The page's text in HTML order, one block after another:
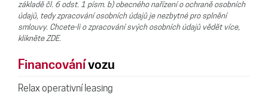
základě čl. 6 odst. 1 písm. b) obecného nařízení o ochraně osobních
údajů, tedy zpracování osobních údajů je nezbytné pro splnění
smlouvy. Chcete-li o zpracování svých osobních údajů vědět více,
klikněte ZDE.
Financovánívozu
Relax operativní leasing